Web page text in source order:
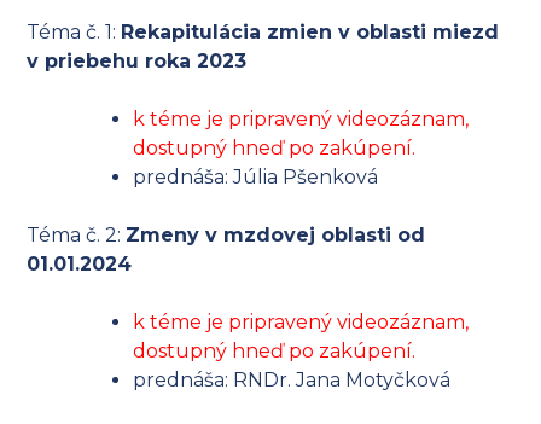
Téma č. 1: Rekapitulácia zmien v oblasti miezd
v priebehu roka 2023
k téme je pripravený videozáznam,
dostupný hneď po zakúpení.
prednáša: Júlia Pšenková
Téma č. 2: Zmeny v mzdovej oblasti od
01.01.2024
k téme je pripravený videozáznam,
dostupný hneď po zakúpení.
prednáša: RNDr. Jana Motyčková